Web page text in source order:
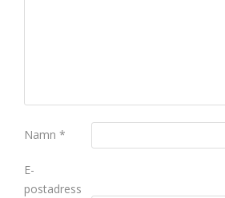
Namn *
E-
postadress